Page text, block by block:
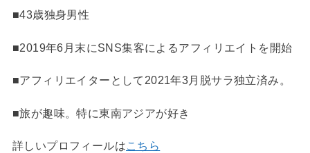
■43歳独身男性
■2019年6月末にSNS集客によるアフィリエイトを開始
■アフィリエイターとして2021年3月脱サラ独立済み。
■旅が趣味。特に東南アジアが好き
詳しいプロフィールはこちら